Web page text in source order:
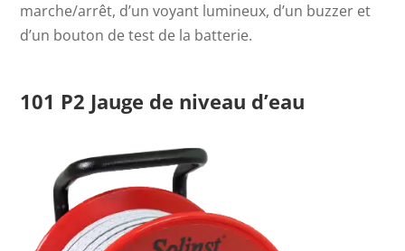
marche/arrêt, d’un voyant lumineux, d’un buzzer et
d’un bouton de test de la batterie.
101 P2 Jauge de niveau d’eau